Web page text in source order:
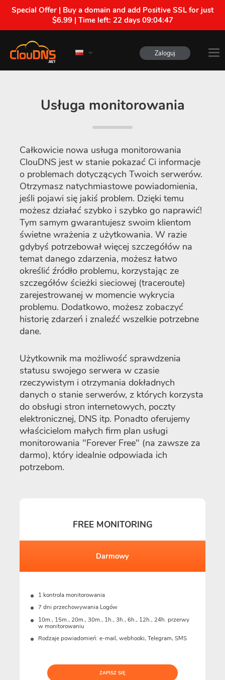
Special Offer | Buy a domain and add Positive SSL for just
$6.99 | Time left: 22 days 09:04:46
Zaloguj
Usługa monitorowania
Całkowicie nowa usługa monitorowania
ClouDNS jest w stanie pokazać Ci informacje
o problemach dotyczących Twoich serwerów.
Otrzymasz natychmiastowe powiadomienia,
jeśli pojawi się jakiś problem. Dzięki temu
możesz działać szybko i szybko go naprawić!
Tym samym gwarantujesz swoim klientom
świetne wrażenia z użytkowania. W razie
gdybyś potrzebował więcej szczegółów na
temat danego zdarzenia, możesz łatwo
określić źródło problemu, korzystając ze
szczegółów ścieżki sieciowej (traceroute)
zarejestrowanej w momencie wykrycia
problemu. Dodatkowo, możesz zobaczyć
historię zdarzeń i znaleźć wszelkie potrzebne
dane.
Użytkownik ma możliwość sprawdzenia
statusu swojego serwera w czasie
rzeczywistym i otrzymania dokładnych
danych o stanie serwerów, z których korzysta
do obsługi stron internetowych, poczty
elektronicznej, DNS itp. Ponadto oferujemy
właścicielom małych firm plan usługi
monitorowania "Forever Free" (na zawsze za
darmo), który idealnie odpowiada ich
potrzebom.
FREE MONITORING
Darmowy
1 kontrola monitorowania
7 dni przechowywania Logów
10m., 15m., 20m., 30m., 1h., 3h., 6h., 12h., 24h. przerwy
w monitorowaniu
Rodzaje powiadomień: e-mail, webhooki, Telegram, SMS
ZAPISZ SIĘ